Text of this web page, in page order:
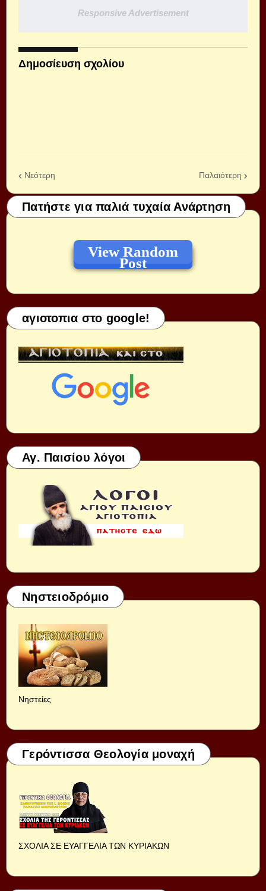
Responsive Advertisement
Δημοσίευση σχολίου
Νεότερη Παλαιότερη
Πατήστε για παλιά τυχαία Ανάρτηση
View Random
Post
αγιοτοπια στο google!
Αγ. Παισίου λόγοι
Νηστειοδρόμιο
Νηστείες
Γερόντισσα Θεολογία μοναχή
ΣΧΟΛΙΑ ΣΕ ΕΥΑΓΓΕΛΙΑ ΤΩΝ ΚΥΡΙΑΚΩΝ